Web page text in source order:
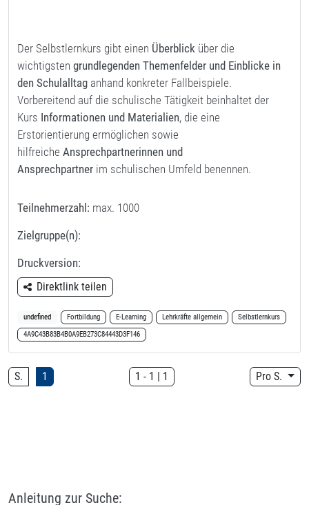
Der Selbstlernkurs gibt einen Überblick über die
wichtigsten grundlegenden Themenfelder und Einblicke in
den Schulalltag anhand konkreter Fallbeispiele.
Vorbereitend auf die schulische Tätigkeit beinhaltet der
Kurs Informationen und Materialien, die eine
Erstorientierung ermöglichen sowie
hilfreiche Ansprechpartnerinnen und
Ansprechpartner im schulischen Umfeld benennen.
Teilnehmerzahl: max. 1000
Zielgruppe(n):
Druckversion:
Direktlink teilen
undefined Fortbildung E-Learning Lehrkräfte allgemein
Selbstlernkurs
4A9C43B83B4B0A9EB273C84443D3F146
S. 1 1 - 1 | 1 Pro S.
Anleitung zur Suche: